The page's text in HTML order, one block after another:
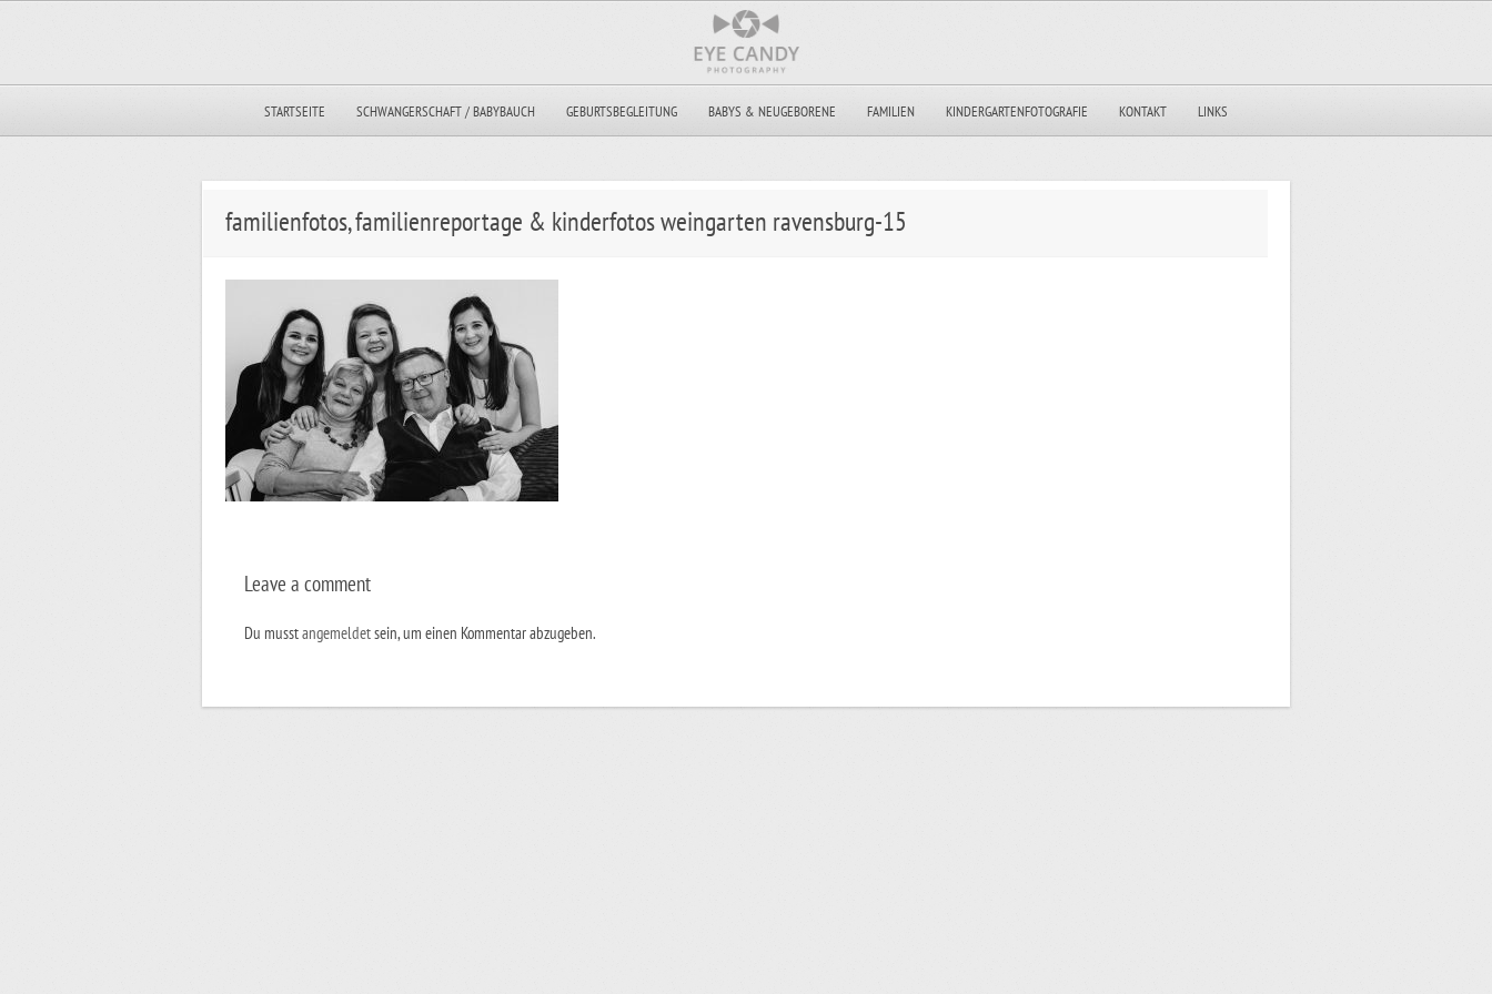
STARTSEITE SCHWANGERSCHAFT / BABYBAUCH GEBURTSBEGLEITUNG BABYS & NEUGEBORENE FAMILIEN KINDERGARTENFOTOGRAFIE KONTAKT LINKS
familienfotos, familienreportage & kinderfotos weingarten ravensburg-15
Leave a comment
Du musstangemeldetsein, um einen Kommentar abzugeben.